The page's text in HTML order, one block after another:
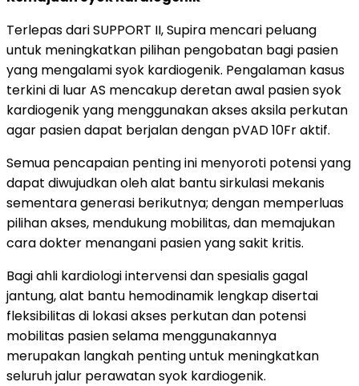
Terlepas dari SUPPORT II, Supira mencari peluang
untuk meningkatkan pilihan pengobatan bagi pasien
yang mengalami syok kardiogenik. Pengalaman kasus
terkini di luar AS mencakup deretan awal pasien syok
kardiogenik yang menggunakan akses aksila perkutan
agar pasien dapat berjalan dengan pVAD 10Fr aktif.
Semua pencapaian penting ini menyoroti potensi yang
dapat diwujudkan oleh alat bantu sirkulasi mekanis
sementara generasi berikutnya; dengan memperluas
pilihan akses, mendukung mobilitas, dan memajukan
cara dokter menangani pasien yang sakit kritis.
Bagi ahli kardiologi intervensi dan spesialis gagal
jantung, alat bantu hemodinamik lengkap disertai
fleksibilitas di lokasi akses perkutan dan potensi
mobilitas pasien selama menggunakannya
merupakan langkah penting untuk meningkatkan
seluruh jalur perawatan syok kardiogenik.